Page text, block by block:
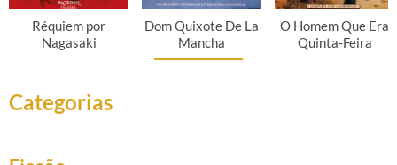
Réquiem por
Nagasaki
Dom Quixote De La
Mancha
O Homem Que Era
Quinta-Feira
Categorias